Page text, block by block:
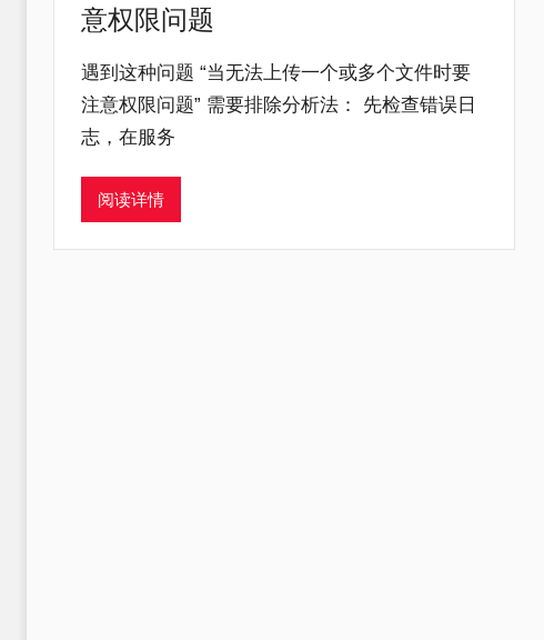
意权限问题
遇到这种问题 “当无法上传一个或多个文件时要
注意权限问题” 需要排除分析法： 先检查错误日
志，在服务
阅读详情